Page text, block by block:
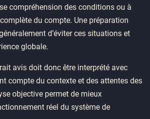
compréhension des conditions ou à
du compte. Une préparation
d’éviter ces situations et
globale.
avis doit donc être interprété avec
compte du contexte et des attentes des
objective permet de mieux
réel du système de